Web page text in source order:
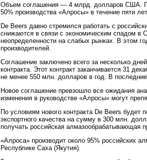
Объем соглашения — 4 млрд. долларов США.
50% производства «Алросы» в течение пяти лет.
De Beers давно стремился работать с
снижаются в связи с экономическим спадом в
неопределенности на слабых рынках. В этом
производителей.
Соглашение заключено всего за несколько
контракта. Этот контракт заканчивается 31
не менее 550 млн. долларов в год. В
Новое соглашение превзошло все ожидания
изменения в руководстве «Алросы» могут
По условиям нового контракта De Beers
экспортного качества на сумму в 300 млн.
получать российская алмазообрабатывающая
«Алроса» производит около 95% российских
Республике Саха (Якутия).